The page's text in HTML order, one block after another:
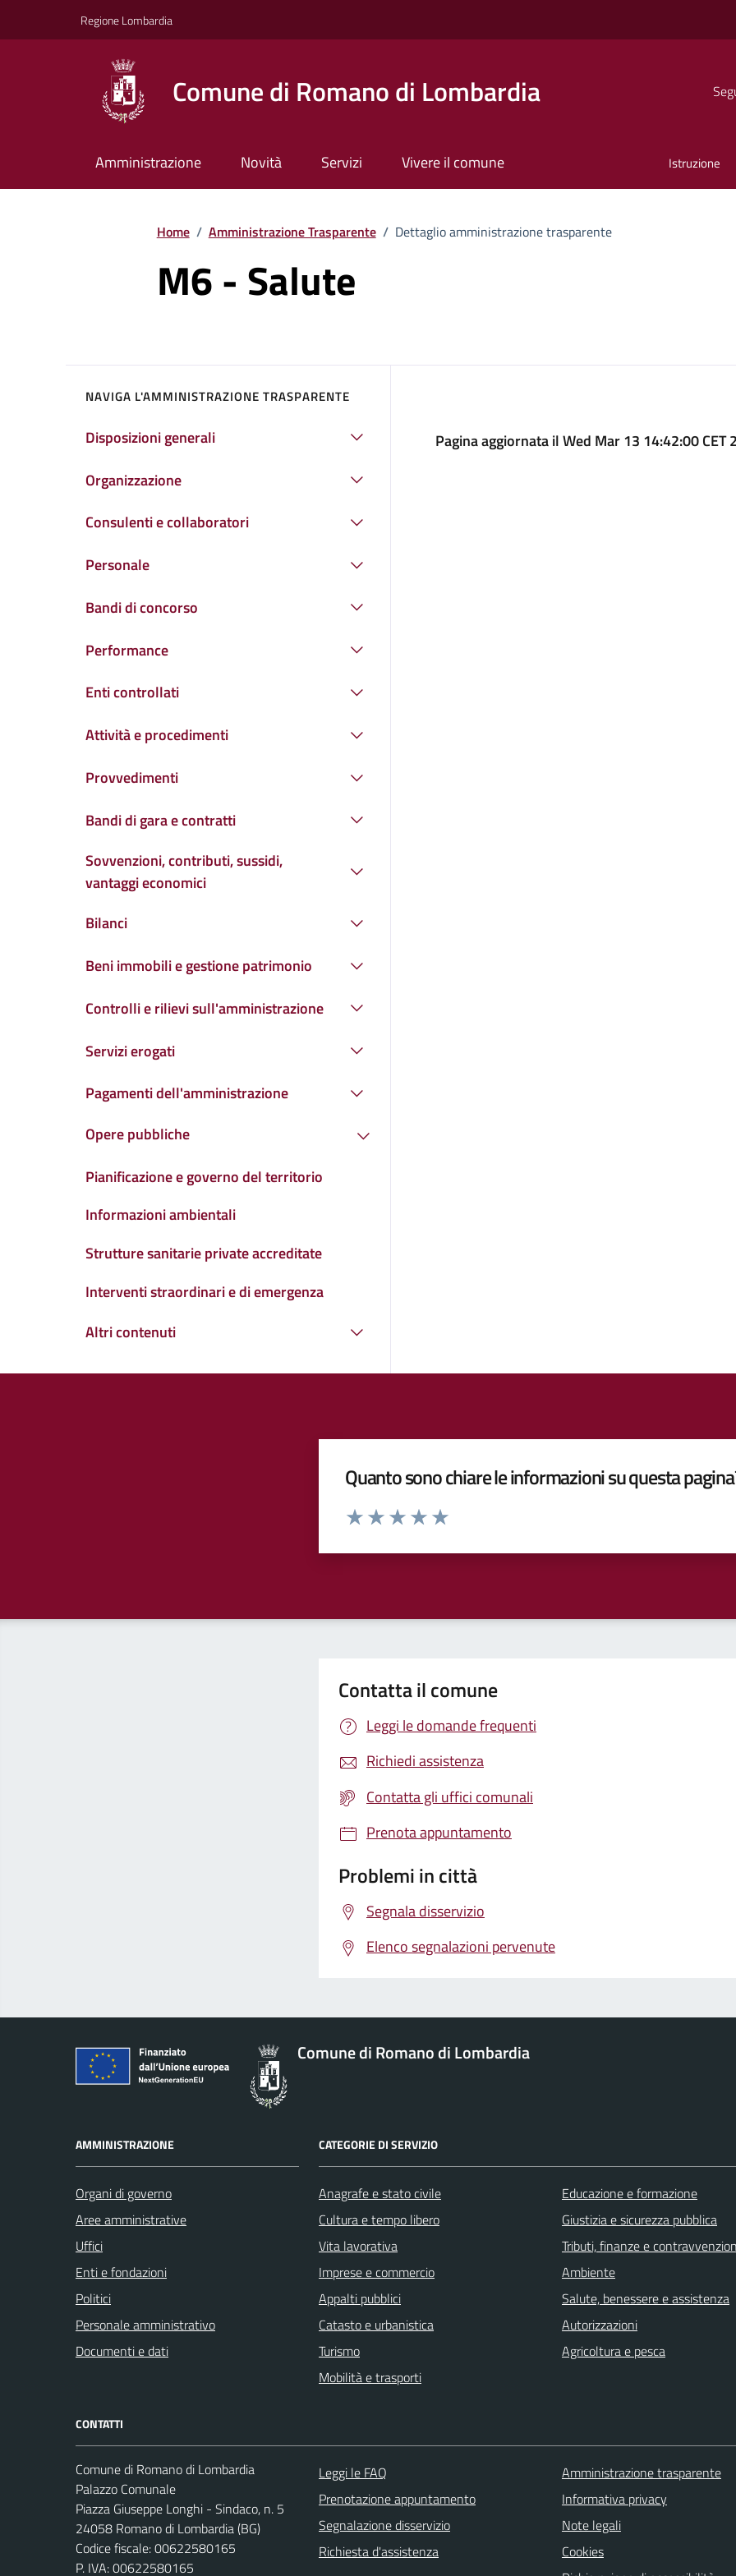
Regione Lombardia
Comune di Romano di Lombardia
Amministrazione Novità Servizi Vivere il comune Istruzione
Home / Amministrazione Trasparente / Dettaglio amministrazione trasparente
M6 - Salute
NAVIGA L'AMMINISTRAZIONE TRASPARENTE
Disposizioni generali
Organizzazione
Consulenti e collaboratori
Personale
Bandi di concorso
Performance
Enti controllati
Attività e procedimenti
Provvedimenti
Bandi di gara e contratti
Sovvenzioni, contributi, sussidi,
vantaggi economici
Bilanci
Beni immobili e gestione patrimonio
Controlli e rilievi sull'amministrazione
Servizi erogati
Pagamenti dell'amministrazione
Opere pubbliche
Pianificazione e governo del territorio
Informazioni ambientali
Strutture sanitarie private accreditate
Interventi straordinari e di emergenza
Altri contenuti
Pagina aggiornata il Wed Mar 13 14:42:00 CET
Quanto sono chiare le informazioni su questa
Valuta da 1 a 5 stelle la pagina
Contatta il comune
Leggi le domande frequenti
Richiedi assistenza
Contatta gli uffici comunali
Prenota appuntamento
Problemi in città
Segnala disservizio
Elenco segnalazioni pervenute
Comune di Romano di Lombardia
AMMINISTRAZIONE
Organi di governo
Aree amministrative
Uffici
Enti e fondazioni
Politici
Personale amministrativo
Documenti e dati
CATEGORIE DI SERVIZIO
Anagrafe e stato civile
Cultura e tempo libero
Vita lavorativa
Imprese e commercio
Appalti pubblici
Catasto e urbanistica
Turismo
Mobilità e trasporti
Educazione e formazione
Giustizia e sicurezza pubblica
Tributi, finanze e
Ambiente
Salute, benessere e assistenza
Autorizzazioni
Agricoltura e pesca
CONTATTI
Comune di Romano di Lombardia
Palazzo Comunale
Piazza Giuseppe Longhi - Sindaco, n. 5
24058 Romano di Lombardia (BG)
Codice fiscale: 00622580165
P. IVA: 00622580165
Leggi le FAQ
Prenotazione appuntamento
Segnalazione disservizio
Richiesta d'assistenza
Amministrazione trasparente
Informativa privacy
Note legali
Cookies